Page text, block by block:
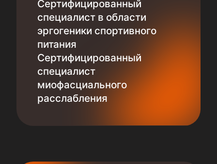
Сертифицированный
специалист в области
эргогеники спортивного
питания
Сертифицированный
специалист
миофасциального
расслабления